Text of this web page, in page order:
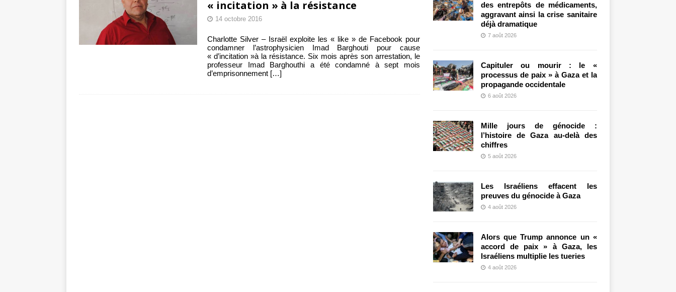
« incitation » à la résistance
14 octobre 2016
Charlotte Silver – Israël exploite les « like » de Facebook pour
condamner l’astrophysicien Imad Barghouti pour cause
« d’incitation »à la résistance. Six mois après son arrestation, le
professeur Imad Barghouthi a été condamné à sept mois
d’emprisonnement […]
des entrepôts de médicaments,
aggravant ainsi la crise sanitaire
déjà dramatique
7 août 2026
Capituler ou mourir : le «
processus de paix » à Gaza et la
propagande occidentale
6 août 2026
Mille jours de génocide :
l’histoire de Gaza au-delà des
chiffres
5 août 2026
Les Israéliens effacent les
preuves du génocide à Gaza
4 août 2026
Alors que Trump annonce un «
accord de paix » à Gaza, les
Israéliens multiplie les tueries
4 août 2026